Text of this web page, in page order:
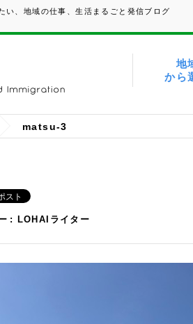
い、地域の仕事、生活まるごと発信ブログ
地
から
matsu-3
LOHAIライター